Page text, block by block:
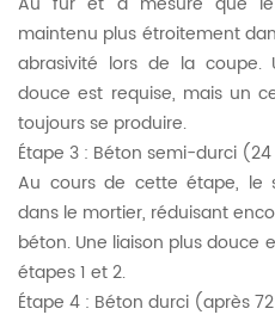
maintenu plus étroitement
abrasivité lors de la coupe.
douce est requise, mais un
toujours se produire.
Étape 3 : Béton semi-durci
Au cours de cette étape, le
dans le mortier, réduisant
béton. Une liaison plus douce
étapes 1 et 2.
Étape 4 : Béton durci (après